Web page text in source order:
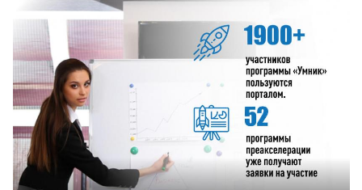
Смотреть проект